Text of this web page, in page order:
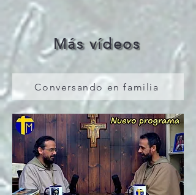
Más vídeos
Conversando en familia